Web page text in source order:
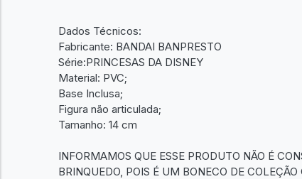
Dados Técnicos:
Fabricante: BANDAI BANPRESTO
Série:PRINCESAS DA DISNEY
Material: PVC;
Base Inclusa;
Figura não articulada;
Tamanho: 14 cm
INFORMAMOS QUE ESSE PRODUTO NÃO É
BRINQUEDO, POIS É UM BONECO DE